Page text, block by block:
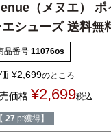
（メヌエ） ポ
エシューズ 送料無
品番号 11076os
¥2,699のところ
価格 ¥2,699税込
【 27 pt獲得】